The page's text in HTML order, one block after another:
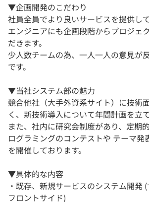
▼企画開発のこだわり
社員全員でより良いサービスを提供し
エンジニアにも企画段階からプロジェ
だきます。
少人数チームの為、一人一人の意見が
です。
▼当社システム部の魅力
競合他社（大手外資系サイト）に技術
く、新技術導入について年間計画を立
また、社内に研究会制度があり、定期
ログラミングのコンテストや テーマ発
を開催しております。
▼具体的な内容
・既存、新規サービスのシステム開発 (
フロントサイド)